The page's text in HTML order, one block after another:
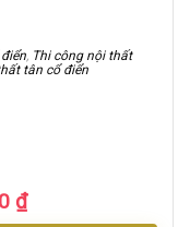
, Thi công nội thất
tân cổ điển
₫